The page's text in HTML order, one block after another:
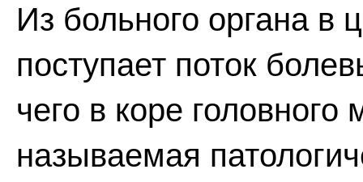
Из больного органа в
поступает поток
чего в коре головного
называемая